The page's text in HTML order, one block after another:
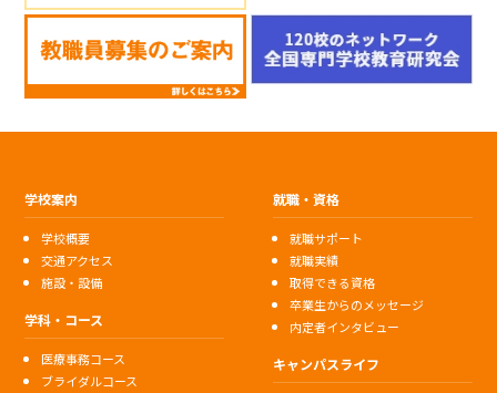
学校案内
学校概要
交通アクセス
施設・設備
学科・コース
医療事務コース
ブライダルコース
就職・資格
就職サポート
就職実績
取得できる資格
卒業生からのメッセージ
内定者インタビュー
キャンパスライフ